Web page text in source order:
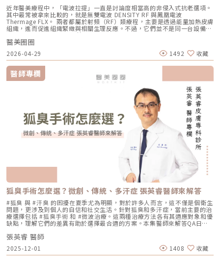
離痘疤與油光的全新未來！
濕修護雷射或電波療程後，肌膚屏障暫時較為脆弱，容易出現乾燥與水分流
失。建議選擇成分單純、無香精與酒精的保濕與修護產品（如玻尿酸、神經
醯胺），協助維持肌膚修復所需的穩定環境。2. 落實防曬措施術後肌膚對紫
外線較為敏感，建議使用足夠防曬係數（如 SPF30–50 以上），並搭配帽
子、陽傘等物理性防曬，以降低色素沉澱的風險。3. 避免刺激性保養於恢復
期間內，應暫停使用酸類（如果酸、水楊酸）、A醇、去角質及高刺激性美
白產品。實際恢復時間會依療程種類與個人膚況不同，建議依照醫師指示逐
步恢復日常保養。毛孔粗大常見問題Q&A Q1：做完醫美，毛孔就可以「完
全消失」嗎？ 這是不切實際的期望喔！毛孔是皮膚正常的生理結構，不可
能完全消失不見。醫美療程的目標是讓變大、變形毛孔「縮小、變淺」，讓
肌膚在視覺上達到平滑、細緻的效果，也就是俗稱的「水煮蛋肌」狀態。
Q2：打雷射縮毛孔，皮膚會不會越打越薄？ 正確的雷射治療不但不會讓皮
膚變薄，反而會因為刺激真皮層膠原蛋白新生，讓肌膚變得更厚實、更有彈
性！但前提是「間隔時間要充足」且「能量掌控得當」，過度頻繁的施打才
有可能破壞皮膚屏障。Q3：改善毛孔粗大，通常需要打幾次才有效？ 醫美
不是變魔術，通常需要一個「療程」的規劃。以皮秒雷射或微針電波為例，
通常會建議進行 3~5 次（每次間隔約 4~6 週）為一個完整療程。不過，多
數人在第 2 次治療後，就會感覺到上妝變得服貼、出油量減少的明顯變化
了。Q4：我是容易泛紅的敏感肌或酒糟肌，也能做醫美縮毛孔嗎？需經醫
師審慎評估。敏感肌或酒糟肌因皮膚屏障較脆弱，若在發炎尚未穩定的情況
下進行高能量雷射，可能增加泛紅加劇或刺激反應的風險。因此治療重點通
常會先放在「穩定膚況與降低發炎反應」，並依個別狀況調整可能的誘發因
素。待肌膚穩定後，再由醫師評估選擇較溫和的療程，例如微針類療程或能
量可精準控制的微針電波，以循序漸進方式改善毛孔粗大與膚質細緻度。
Q5：我平常有在擦酸類或A醇縮毛孔，做醫美前後需要停用嗎？建議暫停使
用，但實際時間需依療程種類與個人膚況調整。酸類（如果酸、水楊酸）與
A醇會促進角質代謝，可能在療程前後增加肌膚敏感度，使刺激反應（如泛
紅、乾燥）加劇，並提高色素沉澱的風險。一般常見建議為：療程前約3–7
天暫停使用，術後約1–2週再視肌膚修復狀況逐步恢復。但實際仍應依醫師
評估為準。在停用期間，建議以溫和清潔、加強保濕與修護（如玻尿酸、神
經醯胺等），並落實防曬措施，協助肌膚穩定修復。擺脫毛孔焦慮，找回平
滑自信肌對抗毛孔粗大是一場長期抗戰，它需要你改變不良的生活習慣、建
立正確的居家保養觀念，並適時借助醫美科技的強大力量來突破瓶頸。現在
的醫美技術已經能為各種膚況提供客製化的解決方案，如果不確定自己到底
是屬於哪一種毛孔類型，或者不知道該從哪一個療程下手，建議直接安排時
間到專業的醫美診所進行諮詢。透過醫師的專業評估，甚至搭配高階的肌膚
檢測儀器，才能為你規劃出最精準、最不走冤枉路的縮毛孔計畫！★溫馨提
同部分色素會一併脫落，因此能呈現出「一撕即除」的改善效果。以冷卻保
護與機械式震動相結合的方式，讓斑點代謝更有感，也讓治療成果更直觀。
誰適合做 Reepot？讓你一眼就能找到自己的定位Reepot 特別適合以下肌
膚需求： 曬斑、雀斑、老人斑、顴骨母斑 膚色暗沉不均，看起來不夠乾淨
或偏敏感，不敢嘗試侵略性太高的治療Reepot AI時光雷射的效果：一次能
改善什麼？以下為臨床上常見改善情況（效果因個人皮膚而異）： 斑點淡
化明顯 膚色提亮、均勻度提升 老人斑變淡、邊界變柔和 妝感變乾淨，妝更
貼更亮 肌膚質地有細緻感Reepot 術後恢復期與照護指南Reepot 最大優勢
之一就是修復期短。常見反應淡淡泛紅：1–3 天斑點結痂／色素加深：3–7
天代謝期：1–2 週術前事項1. 治療部位若有傷口、感染或過敏發炎需等肌膚
恢復後再施作。2. 有心律調節器、光敏感或慢性疾病者需由醫師評估安全
性。3. 孕婦、哺乳者與近期使用光敏藥物者不建議進行光電療程。4. 三個
月內做過深層換膚或磨皮者需與醫師確認治療時機。5. 術前請避免日曬並停
止酸類、去角質與刺激性保養品。這些都有助於減少反黑。術後照護1. 人工
皮需連續貼著約 14 天且不可自行撕除。2. 若人工皮翹起或濕潤可加貼更大
片人工皮加強固定。3. 術後兩週內避免三溫暖、蒸氣、劇烈流汗與飲酒。4.
請按時回診由專業人員移除人工皮並檢查膚況。5. 如出現紅腫、刺癢或滲出
應立即聯絡診所處理。6. 色素代謝期間避免使用磨砂、卸妝棉與去角質產
品。7. 修復期需加強保濕並確實做好防曬。Reepot 的優勢到底在哪？與傳
準 舒適度 熱感明顯，需敷麻 即時冷卻系統，可不需敷麻 反黑風險 較高 較
理多種斑點 療程次數 修復期 可能需多次，修復期較長 單次有感改善、修復
期更短 適合性 適合多數色斑但風險略高 適合希望快速、低風險改善的族群
Reepot AI時光雷射禁忌症以下情況在接受 Reepot 治療時需特別注意，需
由醫療人員審慎評估：1. 具有光敏感體質或正在使用感光藥物者若皮膚對光
線反應特別強烈，或正在使用會增加光敏性的藥物，治療後發生刺激或色素
反應的風險較高。2. 三個月內曾使用口服 A 酸A 酸會影響皮膚角質更新與
修復速度，使治療後的反應加劇，因此仿單建議需完全停藥至少三個月。3.
最近三到六個月內接受過填補注射包括玻尿酸、洢蓮絲、舒顏萃等填充劑，
為避免能量影響填充物穩定性，需由醫療人員評估治療時機。4. 三個月內接
受過磨皮或其他侵入性治療若表皮尚未完全恢復，過早進行雷射可能造成過
度刺激或延長恢復期。5. 懷孕與哺乳期間仿單中明確列為需避免的狀況，主
要基於安全性與荷爾蒙變動的不確定性雖然非侵入性，但仍建議暫緩治療。
紋，而是「臉往下掉」、「輪廓線越來越模糊」、「拍照時下半臉變重」，
音波通常會比電波更貼近你的需求。不過音波也不是越深越好、越痛越有
效。不同部位需要不同探頭、不同深度與不同發數，醫師必須依照臉型、脂
肪厚度、骨架與皮膚狀況去規劃。打錯層次、能量過高或發數不合適，都可
能影響效果與安全性。電波、音波、傳統拉皮手術差異表 項目 電波拉提 音
波拉提 傳統拉皮手術 療程原理 使用RF射頻能量，透過熱能刺激膠原蛋白收
縮與新生 使用聚焦式超音波能量，將熱能聚焦到特定深度，刺激組織收縮
與膠原蛋白新生 透過外科手術方式，移除多餘皮膚，並重新拉提、固定鬆
弛組織 作用方向 偏向皮膚緊緻、細紋、膚質與鬆弛感改善 偏向深層支撐、
輪廓拉提、下顎線與嘴邊肉改善 偏向明顯鬆弛、下垂組織與多餘皮膚的結
構性改善 常見作用層次 真皮層、皮下組織，依儀器與能量設定不同 真皮
層、皮下組織、筋膜層等不同深度，依探頭與機型不同 皮膚、皮下組織、
肉、下顎線模糊、臉部下垂感 改善明顯鬆弛、下垂與多餘皮膚，拉提幅度
通常較明顯 適合對象 皮膚開始鬆、細紋變多、毛孔或膚質變粗、想讓臉看
起來更緊緻的人 輪廓開始下垂、嘴邊肉明顯、下顎線不清楚、下半臉變重
型、能量與個人耐受度，可能不需麻醉或搭配舒緩方式 通常需要局部麻
上，依手術範圍與複雜度不同 修復期 多數人修復期短，可能有暫時泛紅、
長，可能有腫脹、瘀青、傷口照護與拆線需求 效果出現時間 部分人術後先
有緊實感，完整效果通常隨膠原蛋白新生逐漸出現 部分人術後有緊繃感，
拉提效果通常會在數週至數月逐漸明顯 術後消腫後逐漸看出效果，完整自
然度需等待恢復期 維持時間 約1年至1年半以上，依個人體質、老化速度與
保養而定 約1年至1年半以上，依個人體質、發數、能量與保養而定 通常可
維持數年，但仍會隨年齡與老化速度改變 優點 非侵入式、修復期短、膚質
與緊緻感改善自然 非侵入式、修復期短、對輪廓線與深層支撐較有針對性
拉提幅度通常較明顯，適合較嚴重鬆弛者 限制 對非常明顯的下垂或多餘皮
膚，改善幅度有限 對膚質、毛孔、細紋的改善不一定比電波明顯 需開刀、
強，要問哪個適合你很多人會問：「電波跟音波哪個效果比較好？」但這個
問題其實很容易問錯方向。因為電波和音波不是同一種東西，它們就像健身
近年醫美療程中，「電波拉提」一直是討論度相當高的非侵入式抗老選項。
其中最常被拿來比較的，就是無雙電波 DENSITY RF 與鳳凰電波
Thermage FLX。 兩者都屬於射頻（RF）類療程，主要是透過能量加熱皮膚
組織，進而促進組織緊緻與相關生理反應。不過，它們並不是同一台設備，
也不只是名稱不同而已。 簡單來說： 鳳凰電波較常被用於輪廓緊緻與拉提
需求，屬於單極射頻應用的代表療程； 無雙電波則為結合單極與雙極射頻
的複合式電波療程，常被用於同時兼顧緊緻與膚質改善。 根據原廠資料，
Thermage 為非侵入式射頻療程，可應用於肌膚緊緻與平滑需求；而
DENSITY 則採用單極與雙極射頻能量，可作用於不同皮膚層次。 這也是為
什麼許多人在選擇療程時會產生疑問： 我需要的是「輪廓拉提」，還是
「膚質細緻」？ 我適合鳳凰電波，還是無雙電波？ 兩者是否可以搭配施
作？ 以下將用較好理解的方式，帶你一次釐清兩者差異。什麼是鳳凰電波
Thermage FLX？鳳凰電波的正式名稱是 Thermage FLX，為台灣索塔
SoltaTaiwan Limited旗下的射頻設備。根據台灣原廠資料，Thermage
FLX 採用單極電容耦合射頻技術。所謂「電容耦合」，簡單來說就是能量透
過皮膚表面傳導進入皮膚內部，無需破壞皮膚結構。它的特色是「單極電
波」。是能將熱能傳遞到較深層的皮膚組織，形成較廣泛的容積式加熱。一
般民眾常聽到的「電波拉提」、「緊緻輪廓」、「改善鬆弛」，多半就是從
這類療程概念延伸而來。由於屬於非侵入式，不需要手術或注射，且通常恢
復期較短；效果可能在療程後逐漸顯現，並隨著時間持續變化。鳳凰電波適
合施打族群鳳凰電波比較常被期待用在以下需求： 臉部鬆弛感 下顎線不清
楚 嘴邊肉或輪廓線變模糊 眼周細紋與鬆弛 身體局部肌膚鬆弛 常被作為年度
型保養選項之一不過要特別注意，任何非侵入式儀器療程都不是拉皮手術，
也不是填充療程。它比較適合用來改善輕度到中度鬆弛，若已經有明顯皮膚
下垂、脂肪位移或組織支撐不足，仍需要由專業醫師評估是否需搭配其他療
程。什麼是DENSITY RF無雙電波 ？無雙電波的英文名稱為 DENSITY，由
Jeisys Medical 推出。根據 DENSITY 官方資料，這套系統使用單極與雙極
高頻能量，可將能量傳遞到淺層與深層皮膚組織。它和傳統單一電波不同的
地方，在於它主打「單極 + 雙極」的複合式能量設計。單極偏向較深層作
用，雙極則偏向較表層、較集中，因此在療程定位上，無雙電波常被形容為
兼顧： 深層緊緻 淺層膚質 細紋改善 毛孔與光澤感 整體肌膚精緻度
DENSITY 採用 sequential monopolar + bipolar RF，也就是序列式單極
與雙極射頻能量，並搭配冷卻與即時阻抗校準等設計。無雙電波適合施打族
群無雙電波常被期待用在以下族群： 臉沒有嚴重鬆弛，但開始覺得輪廓不
夠緊 膚質變粗、毛孔變明顯 乾燥細紋、光澤感下降 想做電波，但怕疼痛感
太強 想要自然型、精緻型保養 希望同時處理緊緻與膚質所以如果說鳳凰電
波比較偏「輪廓拉提主力」，無雙電波就比較像「緊緻 + 膚質管理」的複合
醫美圈圈
2026-04-29 1492 收藏
醫師專欄
狐臭手術怎麼選？微創、傳統、多汗症 張英睿醫師來解答
#狐臭 與 #汗臭 的困擾在夏季尤為明顯，對於許多人而言，這不僅是個衛生
問題，更涉及到個人的自信和社交生活。針對狐臭和多汗症，當前主要的治
療選擇包括 #狐臭手術 和 #微波治療。這兩種治療方法各有其適應對象和優
缺點，理解它們的差異有助於選擇最合適的方案。本集醫師來解答QA日常
生活中該如何減少體味產生？重點摘要：00:00 開場00:05 微創旋轉刮刀狐
臭手術與傳統狐臭手術法之比較00:40 狐臭手術治療效果如何？01:55 狐臭
和多汗我都有，但我能使用狐臭手術嗎？02:33 狐臭治療建議幾歲開始做？
03:08 微波治療後汗水會跑到其他部位嗎？04:21 日常生活中該如何減少體
味產生？張英睿皮膚專科診所官網 : http://www.skinbook.com.tw/張英
張英睿 醫師
2025-12-01 1408 收藏